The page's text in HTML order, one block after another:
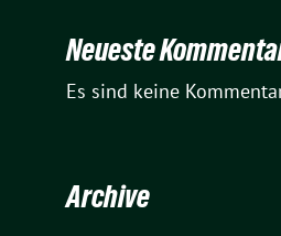
Neueste
Es sind keine
Archive